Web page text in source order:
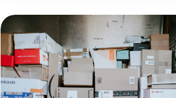
La
COVID-
19
fait
bondir